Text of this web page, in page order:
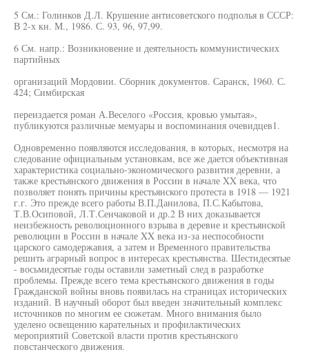
5 См.: Голинков Д.Л. Крушение антисоветского подполья в СССР:
В 2-х кн. М., 1986. С. 93, 96, 97,99.
6 См. напр.: Возникновение и деятельность коммунистических
партийных
организаций Мордовии. Сборник документов. Саранск, 1960. С.
424; Симбирская
переиздается роман А.Веселого «Россия, кровью умытая»,
публикуются различные мемуары и воспоминания очевидцев1.
Одновременно появляются исследования, в которых, несмотря на
следование официальным установкам, все же дается объективная
характеристика социально-экономического развития деревни, а
также крестьянского движения в России в начале XX века, что
позволяет понять причины крестьянского протеста в 1918 — 1921
г.г. Это прежде всего работы В.П.Данилова, П.С.Кабытова,
Т.В.Осиповой, Л.Т.Сенчаковой и др.2 В них доказывается
неизбежность революционного взрыва в деревне и крестьянской
революции в России в начале XX века из-за неспособности
царского самодержавия, а затем и Временного правительства
решить аграрный вопрос в интересах крестьянства. Шестидесятые
- восьмидесятые годы оставили заметный след в разработке
проблемы. Прежде всего тема крестьянского движения в годы
Гражданской войны вновь появилась на страницах исторических
изданий. В научный оборот был введен значительный комплекс
источников по многим ее сюжетам. Много внимания было
уделено освещению карательных и профилактических
мероприятий Советской власти против крестьянского
повстанческого движения.